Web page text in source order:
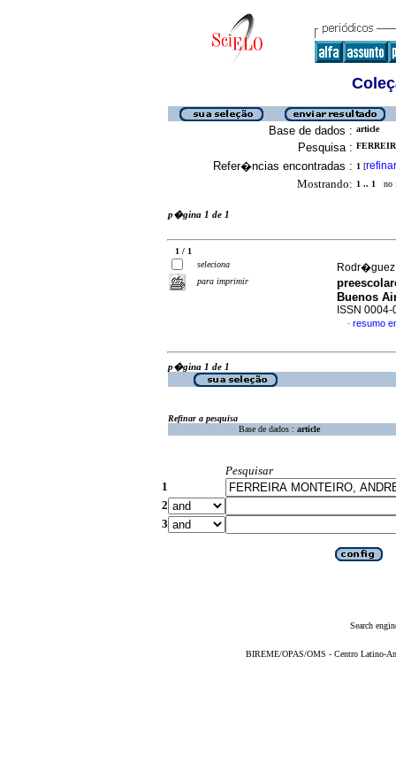
Base de dados : article
Pesquisa :
Refer�ncias encontradas : 1 [refinar
Mostrando: 1 .. 1 no
p�gina 1 de 1
1 / 1
seleciona
para imprimir
Buenos
ISSN 0004-
· resumo
p�gina 1 de 1
Refinar a pesquisa
Base de dados : article
Pesquisar
1
2
3
Search
BIREME/OPAS/OMS - Centro Latino-